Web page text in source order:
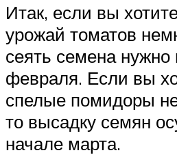
Итак, если вы
урожай томатов
сеять семена
февраля. Если вы
спелые помидоры
то высадку семян
начале марта.